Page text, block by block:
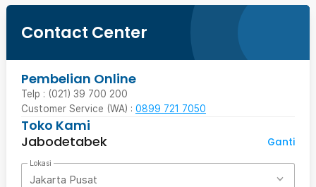
Contact Center
Pembelian Online
Telp : (021) 39 700 200
Customer Service (WA) : 0899 721 7050
Toko Kami
Jabodetabek
Ganti
Lokasi
Jakarta Pusat